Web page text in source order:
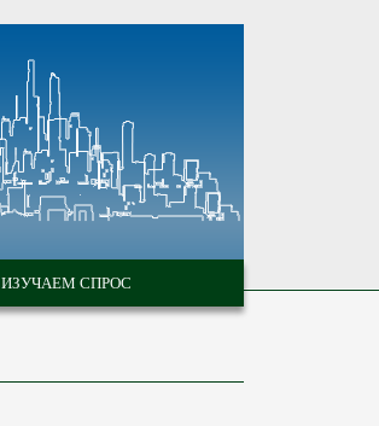
ИЗУЧАЕМ СПРОС